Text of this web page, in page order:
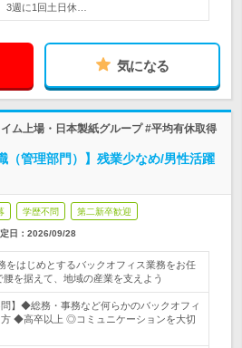
3週に1回土日休…
気になる
ム上場・日本製紙グループ #平均有休取得
（管理部門）】残業少なめ/男性活躍
学歴不問 第二新卒歓迎
日： 2026/09/28
をはじめとするバックオフィス業務をお任
を据えて、地域の産業を支えよう
問】◆総務・事務など何らかのバックオフィ
方 ◆高卒以上 ◎コミュニケーションを大切